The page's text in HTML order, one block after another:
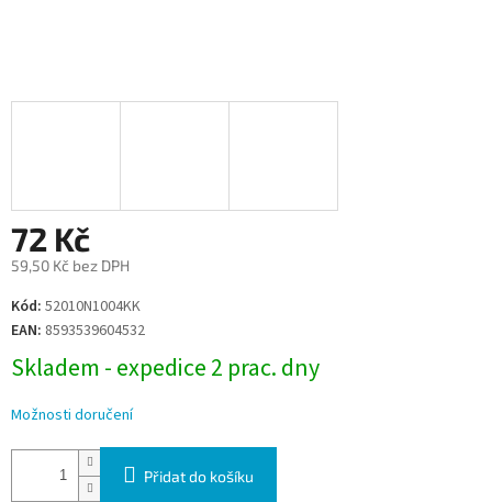
72 Kč
59,50 Kč bez DPH
Měrná
cena:
Kód: 52010N1004KK
EAN: 8593539604532
Skladem - expedice 2 prac. dny
Možnosti doručení
Přidat do košíku